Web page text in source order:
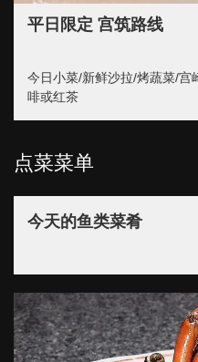
平日限定 宫筑路线
今日小菜/新鲜沙拉/烤蔬菜/宫
啡或红茶
点菜菜单
今天的鱼类菜肴